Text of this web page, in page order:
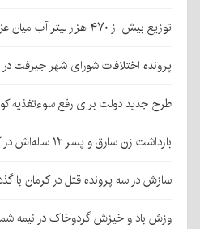
توزیع بیش از ۴۷۰ هزار لیتر آب میان عزاداران جامانده اربعین در کرمان
پرونده اختلافات شورای شهر جیرفت
طرح جدید دولت برای رفع سوءتغذیه
بازداشت زن سارق و پسر ۱۲ ساله‌اش در کرمان
سازش در سه پرونده قتل در کرمان با
وزش باد و خیزش گردوخاک در نیمه